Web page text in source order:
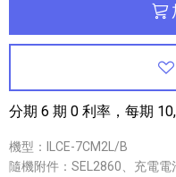
分期 6 期 0 利率，每期
機型：ILCE-7CM2L/B
隨機附件：SEL2860、充電